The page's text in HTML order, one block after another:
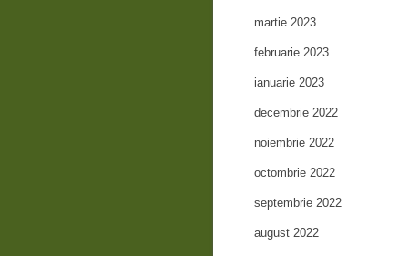
martie 2023
februarie 2023
ianuarie 2023
decembrie 2022
noiembrie 2022
octombrie 2022
septembrie 2022
august 2022